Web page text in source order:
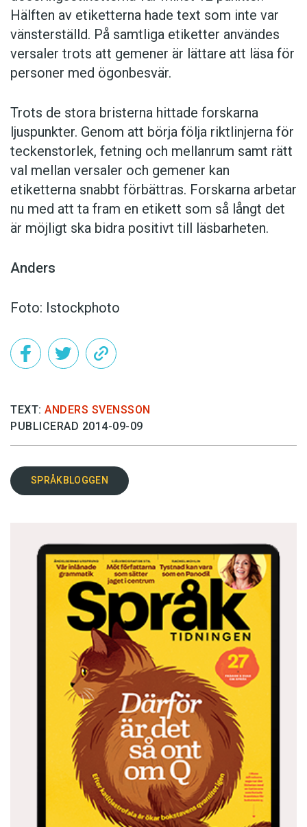
Hälften av etiketterna hade text som inte var
vänsterställd. På samtliga etiketter användes
versaler trots att gemener är lättare att läsa för
personer med ögonbesvär.
Trots de stora bristerna hittade forskarna
ljuspunkter. Genom att börja följa riktlinjerna för
teckenstorlek, fetning och mellanrum samt rätt
val mellan versaler och gemener kan
etiketterna snabbt förbättras. Forskarna arbetar
nu med att ta fram en etikett som så långt det
är möjligt ska bidra positivt till läsbarheten.
Anders
Foto: Istockphoto
TEXT: ANDERS SVENSSON
PUBLICERAD 2014-09-09
SPRÅKBLOGGEN